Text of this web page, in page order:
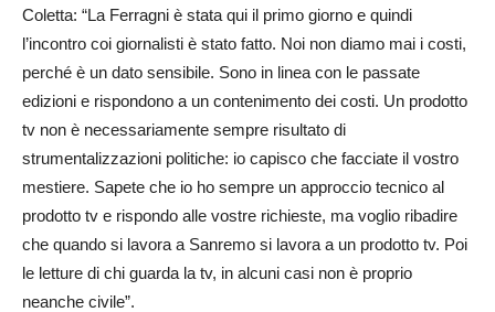
Coletta: “La Ferragni è stata qui il primo giorno e quindi
l’incontro coi giornalisti è stato fatto. Noi non diamo mai i costi,
perché è un dato sensibile. Sono in linea con le passate
edizioni e rispondono a un contenimento dei costi. Un prodotto
tv non è necessariamente sempre risultato di
strumentalizzazioni politiche: io capisco che facciate il vostro
mestiere. Sapete che io ho sempre un approccio tecnico al
prodotto tv e rispondo alle vostre richieste, ma voglio ribadire
che quando si lavora a Sanremo si lavora a un prodotto tv. Poi
le letture di chi guarda la tv, in alcuni casi non è proprio
neanche civile”.